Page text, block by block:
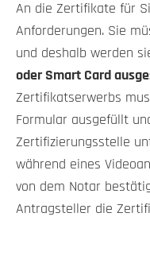
An die Zertifikate für
Anforderungen. Sie
und deshalb werden
oder Smart Card
Zertifikatserwerbs
Formular ausgefüllt
Zertifizierungsstelle
während eines
von dem Notar
Antragsteller die